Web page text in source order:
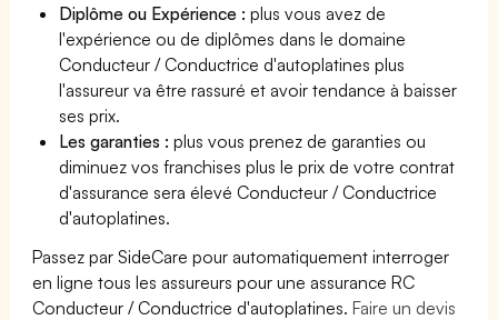
Diplôme ou Expérience :plus vous avez de
l'expérience ou de diplômes dans le domaine
Conducteur / Conductrice d'autoplatines plus
l'assureur va être rassuré et avoir tendance à baisser
ses prix.
Les garanties :plus vous prenez de garanties ou
diminuez vos franchises plus le prix de votre contrat
d'assurance sera élevé Conducteur / Conductrice
d'autoplatines.
Passez par SideCare pour automatiquement interroger
en ligne tous les assureurs pour une assurance RC
Conducteur / Conductrice d'autoplatines.Faire un devis